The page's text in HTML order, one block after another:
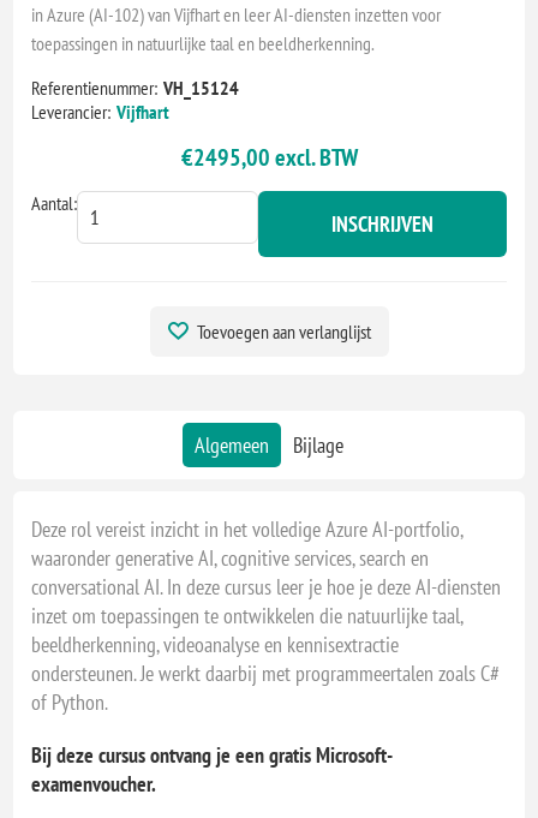
in Azure (AI-102) van Vijfhart en leer AI-diensten inzetten voor
toepassingen in natuurlijke taal en beeldherkenning.
Referentienummer: VH_15124
Leverancier: Vijfhart
€2495,00 excl. BTW
Aantal:
INSCHRIJVEN
Toevoegen aan verlanglijst
Algemeen Bijlage
Deze rol vereist inzicht in het volledige Azure AI-portfolio,
waaronder generative AI, cognitive services, search en
conversational AI. In deze cursus leer je hoe je deze AI-diensten
inzet om toepassingen te ontwikkelen die natuurlijke taal,
beeldherkenning, videoanalyse en kennisextractie
ondersteunen. Je werkt daarbij met programmeertalen zoals C#
of Python.
Bij deze cursus ontvang je een gratis Microsoft-
examenvoucher.